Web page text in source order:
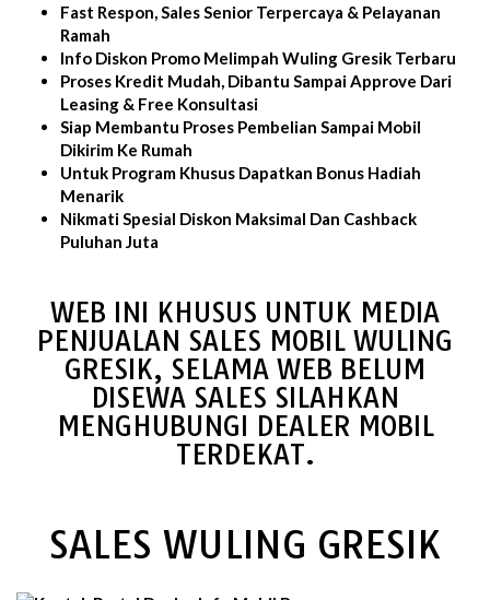
Fast Respon, Sales Senior Terpercaya & Pelayanan
Ramah
Info Diskon Promo Melimpah Wuling Gresik Terbaru
Proses Kredit Mudah, Dibantu Sampai Approve Dari
Leasing & Free Konsultasi
Siap Membantu Proses Pembelian Sampai Mobil
Dikirim Ke Rumah
Untuk Program Khusus Dapatkan Bonus Hadiah
Menarik
Nikmati Spesial Diskon Maksimal Dan Cashback
Puluhan Juta
WEB INI KHUSUS UNTUK MEDIA
PENJUALAN SALES MOBIL WULING
GRESIK, SELAMA WEB BELUM
DISEWA SALES SILAHKAN
MENGHUBUNGI DEALER MOBIL
TERDEKAT.
SALES WULING GRESIK